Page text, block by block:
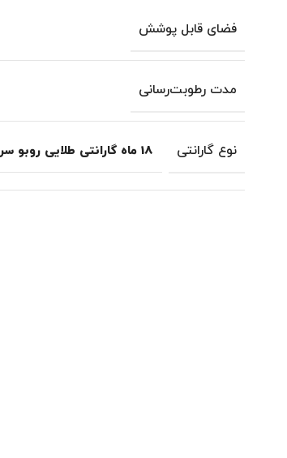
فضای قابل پوشش
مدت رطوبت‌رسانی
نوع گارانتی 18 ماه گارانتی طلایی روبو سرویس